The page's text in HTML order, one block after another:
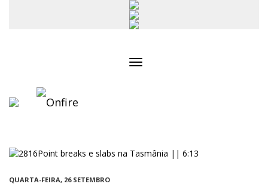
QUARTA-FEIRA, 26 SETEMBRO